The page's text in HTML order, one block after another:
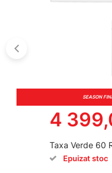
SEASON
4
Taxa Verde 60
Epuizat stoc